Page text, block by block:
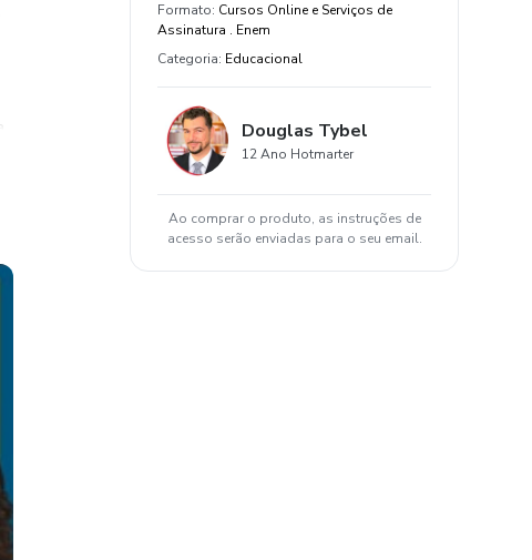
Formato: Cursos Online e Serviços de
Assinatura . Enem
Categoria: Educacional
Douglas Tybel
12 Ano Hotmarter
Ao comprar o produto, as instruções de
acesso serão enviadas para o seu email.